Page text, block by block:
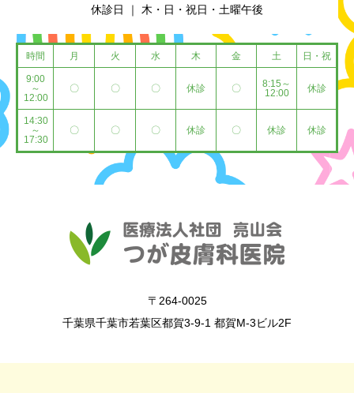
休診日 ｜ 木・日・祝日・土曜午後
時間 月 火 水 木 金 土 日・祝
9:00
～
12:00
〇 〇 〇 休診 〇
8:15～
12:00
休診
14:30
～
17:30
〇 〇 〇 休診 〇 休診 休診
〒264-0025
千葉県千葉市若葉区都賀3-9-1 都賀M-3ビル2F